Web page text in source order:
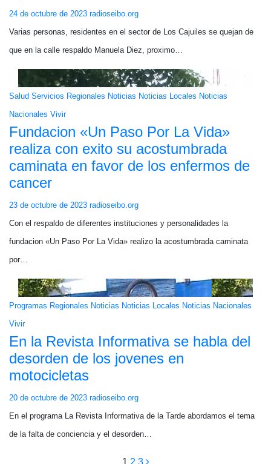
24 de octubre de 2023 radioseibo.org
Varias personas, residentes en el sector de Los Cajuiles se quejan de
que en la calle respaldo Manuela Diez, proximo…
Salud Servicios Regionales Noticias Noticias Locales Noticias
Nacionales Vivir
Fundacion «Un Paso Por La Vida»
realiza con exito su acostumbrada
caminata en favor de los enfermos de
cancer
23 de octubre de 2023 radioseibo.org
Con el respaldo de diferentes instituciones y personalidades la
fundacion «Un Paso Por La Vida» realizo la acostumbrada caminata
por…
Programas Regionales Noticias Noticias Locales Noticias Nacionales
Vivir
En la Revista Informativa se habla del
desorden de los jovenes en
motocicletas
20 de octubre de 2023 radioseibo.org
En el programa La Revista Informativa de la Tarde abordamos el tema
de la falta de conciencia y el desorden…
1 2 3